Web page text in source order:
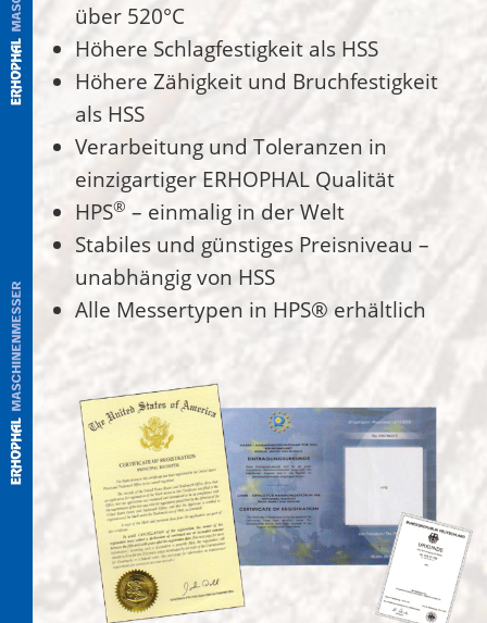
über 520°C
Höhere Schlagfestigkeit als HSS
Höhere Zähigkeit und Bruchfestigkeit
als HSS
Verarbeitung und Toleranzen in
einzigartiger ERHOPHAL Qualität
HPS® – einmalig in der Welt
Stabiles und günstiges Preisniveau –
unabhängig von HSS
Alle Messertypen in HPS® erhältlich